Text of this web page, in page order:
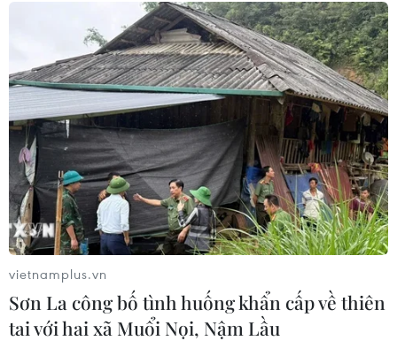
vietnamplus.vn
Sơn La công bố tình huống khẩn cấp về thiên
tai với hai xã Muổi Nọi, Nậm Lầu